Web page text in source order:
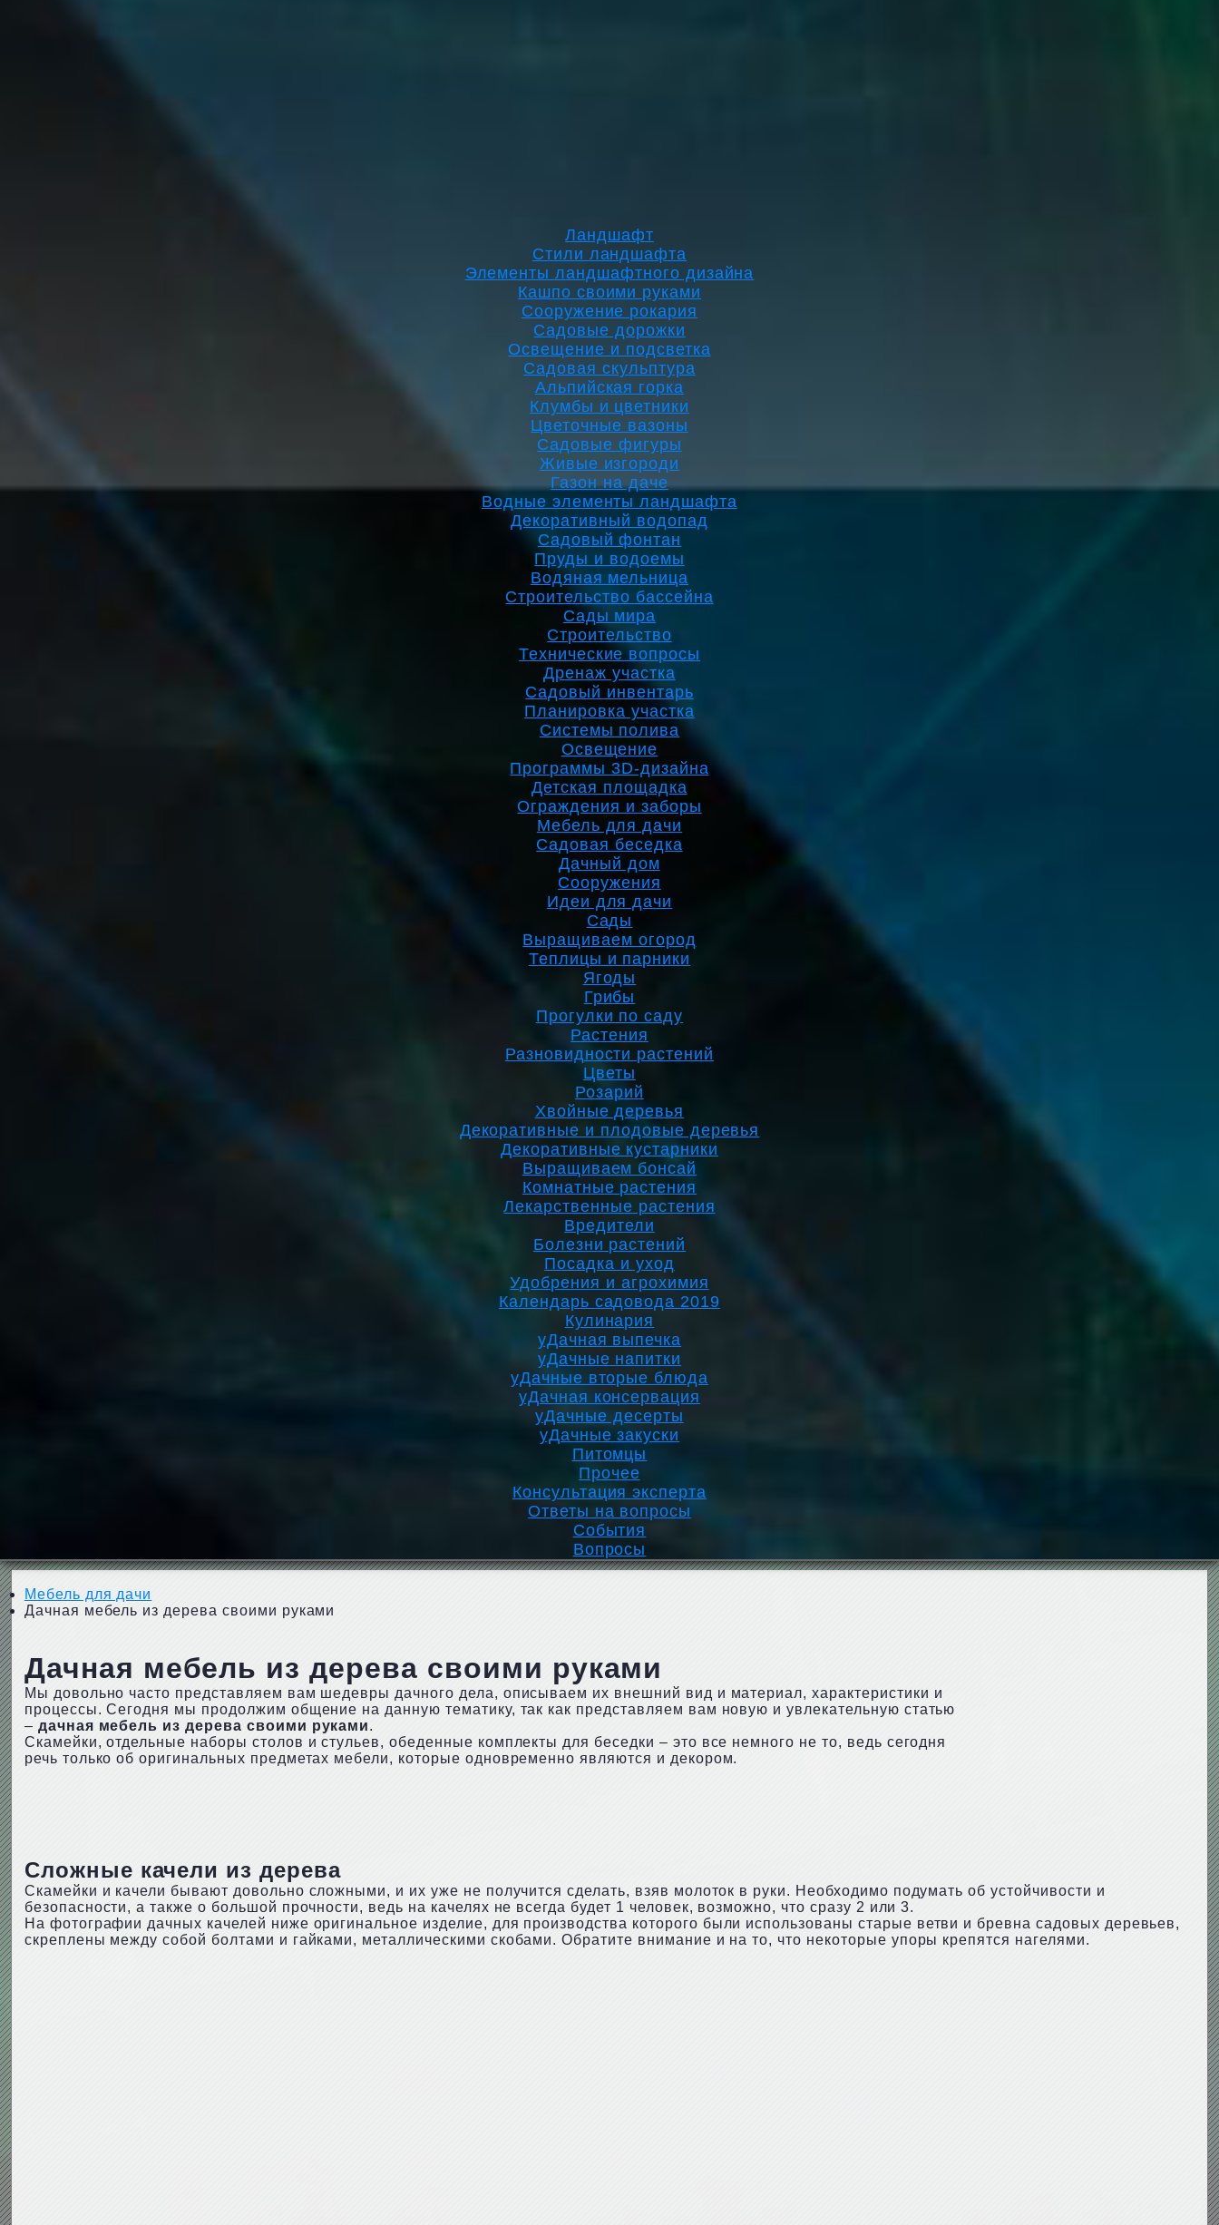
Ландшафт
Стили ландшафта
Элементы ландшафтного дизайна
Кашпо своими руками
Сооружение рокария
Садовые дорожки
Освещение и подсветка
Садовая скульптура
Альпийская горка
Клумбы и цветники
Цветочные вазоны
Садовые фигуры
Живые изгороди
Газон на даче
Водные элементы ландшафта
Декоративный водопад
Садовый фонтан
Пруды и водоемы
Водяная мельница
Строительство бассейна
Сады мира
Строительство
Технические вопросы
Дренаж участка
Садовый инвентарь
Планировка участка
Системы полива
Освещение
Программы 3D-дизайна
Детская площадка
Ограждения и заборы
Мебель для дачи
Садовая беседка
Дачный дом
Сооружения
Идеи для дачи
Сады
Выращиваем огород
Теплицы и парники
Ягоды
Грибы
Прогулки по саду
Растения
Разновидности растений
Цветы
Розарий
Хвойные деревья
Декоративные и плодовые деревья
Декоративные кустарники
Выращиваем бонсай
Комнатные растения
Лекарственные растения
Вредители
Болезни растений
Посадка и уход
Удобрения и агрохимия
Календарь садовода 2019
Кулинария
уДачная выпечка
уДачные напитки
уДачные вторые блюда
уДачная консервация
уДачные десерты
уДачные закуски
Питомцы
Прочее
Консультация эксперта
Ответы на вопросы
События
Вопросы
Мебель для дачи
Дачная мебель из дерева своими руками
Дачная мебель из дерева своими руками
Мы довольно часто представляем вам шедевры дачного дела, описываем их внешний вид и материал, характеристики и
процессы. Сегодня мы продолжим общение на данную тематику, так как представляем вам новую и увлекательную статью
– дачная мебель из дерева своими руками.
Скамейки, отдельные наборы столов и стульев, обеденные комплекты для беседки – это все немного не то, ведь сегодня
речь только об оригинальных предметах мебели, которые одновременно являются и декором.
Сложные качели из дерева
Скамейки и качели бывают довольно сложными, и их уже не получится сделать, взяв молоток в руки. Необходимо подумать об устойчивости и
безопасности, а также о большой прочности, ведь на качелях не всегда будет 1 человек, возможно, что сразу 2 или 3.
На фотографии дачных качелей ниже оригинальное изделие, для производства которого были использованы старые ветви и бревна садовых деревьев,
скреплены между собой болтами и гайками, металлическими скобами. Обратите внимание и на то, что некоторые упоры крепятся нагелями.